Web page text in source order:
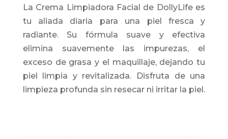
La Crema Limpiadora Facial de DollyLife es
tu aliada diaria para una piel fresca y
radiante. Su fórmula suave y efectiva
elimina suavemente las impurezas, el
exceso de grasa y el maquillaje, dejando tu
piel limpia y revitalizada. Disfruta de una
limpieza profunda sin resecar ni irritar la piel.